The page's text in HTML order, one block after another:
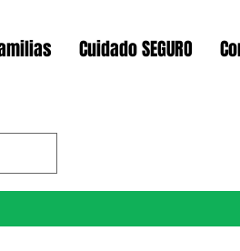
Cuidado SEGURO